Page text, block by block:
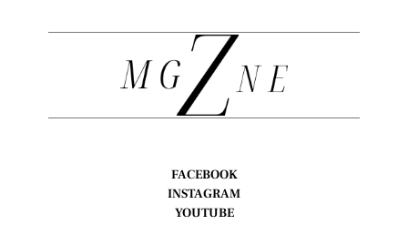
FACEBOOK
INSTAGRAM
YOUTUBE